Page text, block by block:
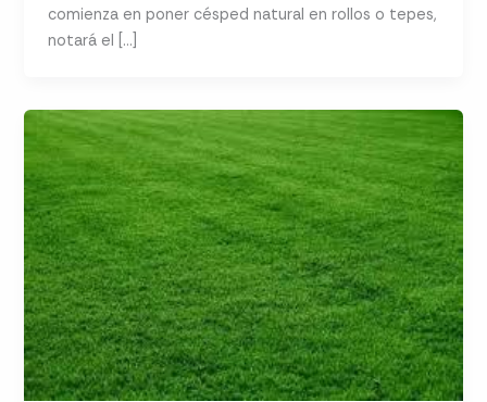
comienza en poner césped natural en rollos o tepes,
notará el […]